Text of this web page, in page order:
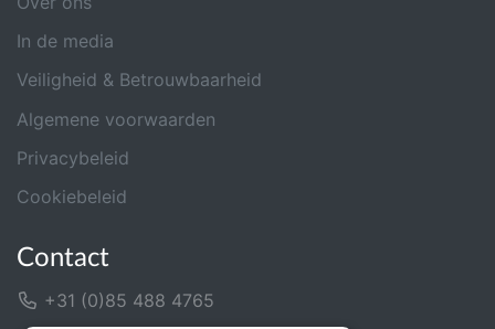
In de media
Veiligheid & Betrouwbaarheid
Algemene voorwaarden
Privacybeleid
Cookiebeleid
Contact
+31 (0)85 488 4765